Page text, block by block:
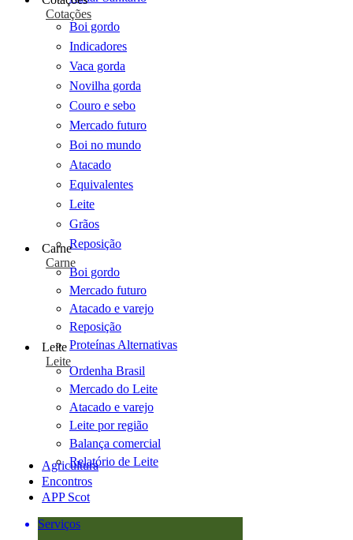
Cotações
Boi gordo
Indicadores
Vaca gorda
Novilha gorda
Couro e sebo
Mercado futuro
Boi no mundo
Atacado
Equivalentes
Leite
Grãos
Reposição
Carne
Carne
Boi gordo
Mercado futuro
Atacado e varejo
Reposição
Proteínas Alternativas
Leite
Leite
Ordenha Brasil
Mercado do Leite
Atacado e varejo
Leite por região
Balança comercial
Relatório de Leite
Agricultura
Encontros
APP Scot
Serviços